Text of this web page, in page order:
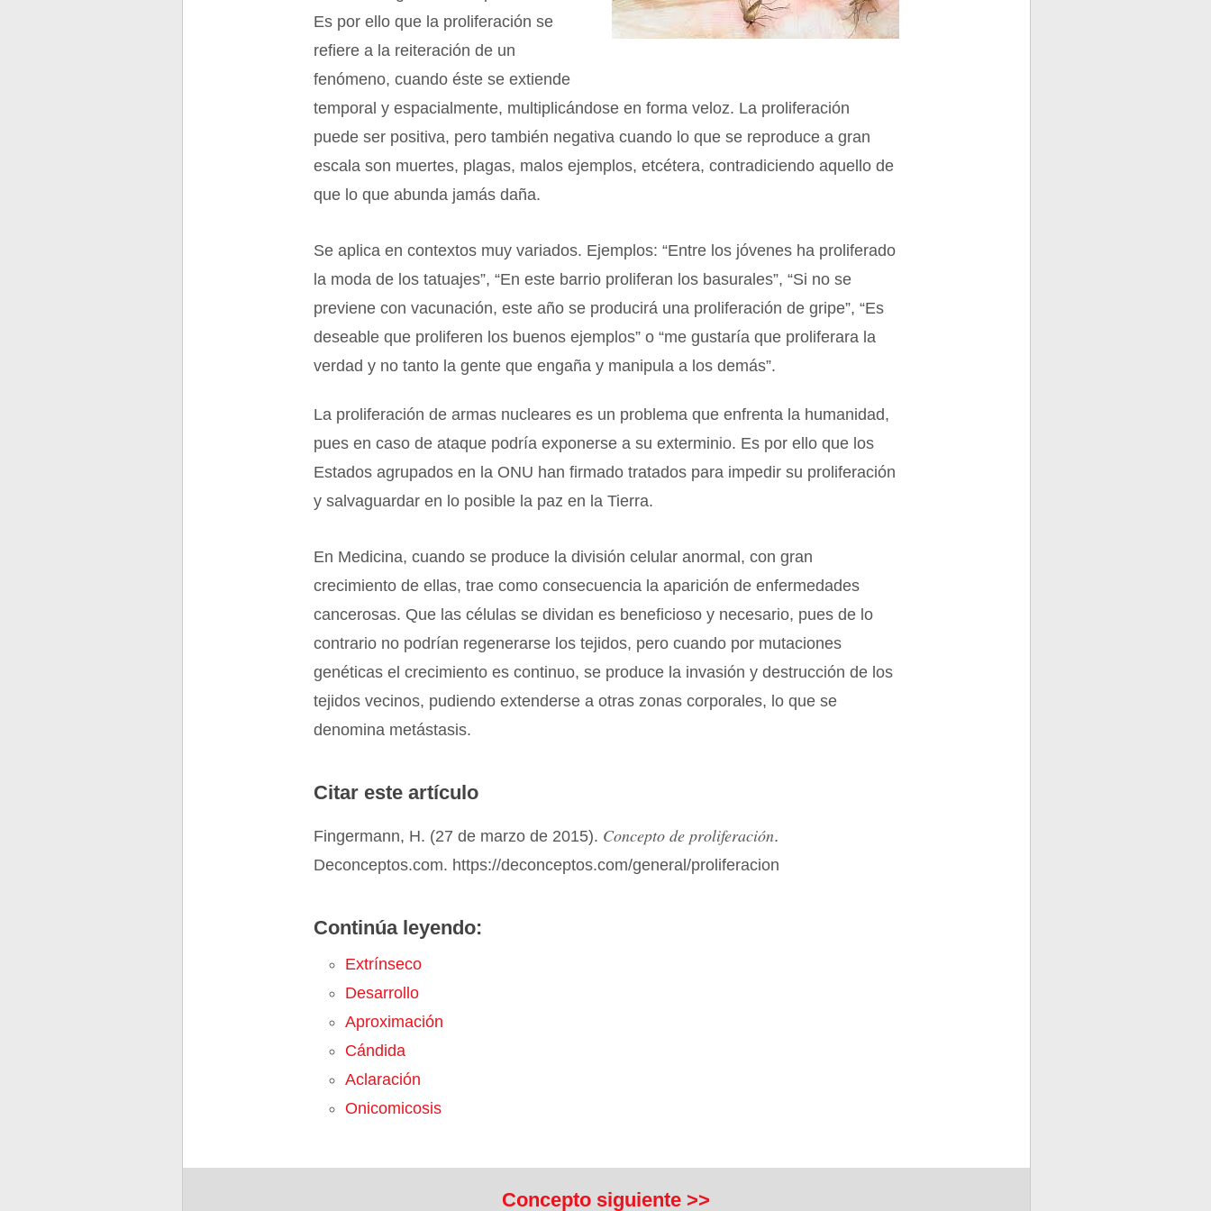
Es por ello que la proliferación se
refiere a la reiteración de un
fenómeno, cuando éste se extiende
temporal y espacialmente, multiplicándose en forma veloz. La proliferación
puede ser positiva, pero también negativa cuando lo que se reproduce a gran
escala son muertes, plagas, malos ejemplos, etcétera, contradiciendo aquello de
que lo que abunda jamás daña.
Se aplica en contextos muy variados. Ejemplos: “Entre los jóvenes ha proliferado
la moda de los tatuajes”, “En este barrio proliferan los basurales”, “Si no se
previene con vacunación, este año se producirá una proliferación de gripe”, “Es
deseable que proliferen los buenos ejemplos” o “me gustaría que proliferara la
verdad y no tanto la gente que engaña y manipula a los demás”.
La proliferación de armas nucleares es un problema que enfrenta la humanidad,
pues en caso de ataque podría exponerse a su exterminio. Es por ello que los
Estados agrupados en la ONU han firmado tratados para impedir su proliferación
y salvaguardar en lo posible la paz en la Tierra.
En Medicina, cuando se produce la división celular anormal, con gran
crecimiento de ellas, trae como consecuencia la aparición de enfermedades
cancerosas. Que las células se dividan es beneficioso y necesario, pues de lo
contrario no podrían regenerarse los tejidos, pero cuando por mutaciones
genéticas el crecimiento es continuo, se produce la invasión y destrucción de los
tejidos vecinos, pudiendo extenderse a otras zonas corporales, lo que se
denomina metástasis.
Citar este artículo
Fingermann, H. (27 de marzo de 2015). Concepto de proliferación.
Deconceptos.com. https://deconceptos.com/general/proliferacion
Continúa leyendo:
Extrínseco
Desarrollo
Aproximación
Cándida
Aclaración
Onicomicosis
Concepto siguiente >>